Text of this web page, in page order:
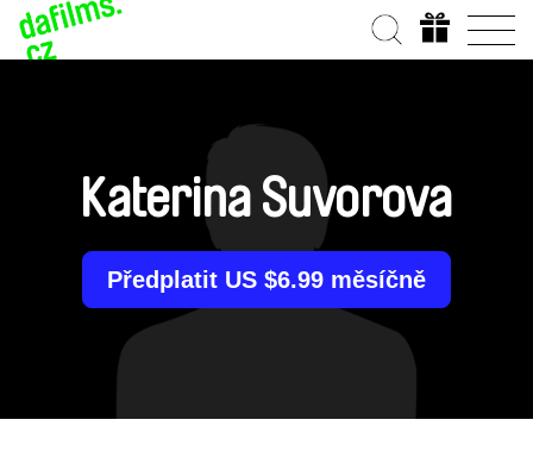
Katerina Suvorova
Předplatit US $6.99 měsíčně